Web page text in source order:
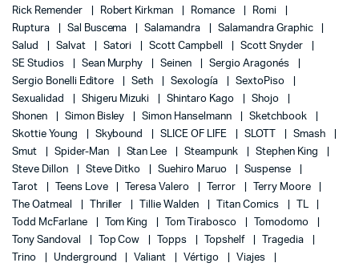
Rick Remender
Robert Kirkman Romance
Romi
Ruptura
Sal Buscema Salamandra
Salamandra Graphic
Salud
Salvat Satori Scott Campbell
Scott Snyder
SE Studios
Sean Murphy Seinen
Sergio Aragonés
Sergio Bonelli Editore
Seth Sexología
SextoPiso
Sexualidad
Shigeru Mizuki Shintaro Kago
Shojo
Shonen
Simon Bisley Simon Hanselmann
Sketchbook
Skottie Young
Skybound SLICE OF LIFE SLOTT
Smash
Smut
Spider-Man Stan Lee Steampunk
Stephen King
Steve Dillon
Steve Ditko Suehiro Maruo
Suspense
Tarot
Teens Love Teresa Valero Terror
Terry Moore
The Oatmeal
Thriller Tillie Walden Titan Comics
TL
Todd McFarlane
Tom King Tom Tirabosco
Tomodomo
Tony Sandoval
Top Cow Topps Topshelf
Tragedia
Trino
Underground Valiant Vértigo Viajes